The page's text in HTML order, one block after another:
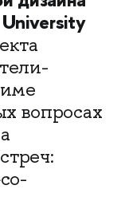
вопросах